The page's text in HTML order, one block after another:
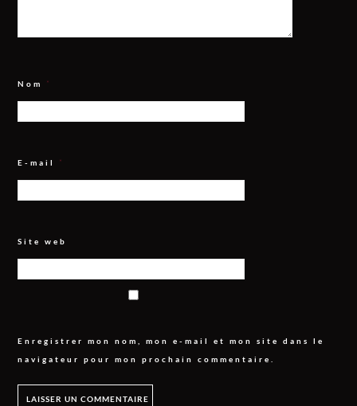
Nom *
E-mail *
Site web
Enregistrer mon nom, mon e-mail et mon site dans le
navigateur pour mon prochain commentaire.